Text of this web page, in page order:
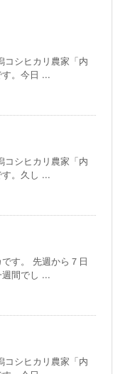
コシヒカリ農家「内
。今日 ...
コシヒカリ農家「内
。久し ...
す。 先週から７日
週間でし ...
コシヒカリ農家「内